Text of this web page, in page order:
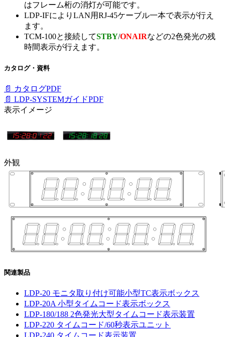
はフレーム桁の消灯が可能です。
LDP-IFによりLAN用RJ-45ケーブル一本で表示が行え
ます。
TCM-100と接続してSTBY/ONAIRなどの2色発光の残
時間表示が行えます。
カタログ・資料
📄 カタログPDF
📄 LDP-SYSTEMガイドPDF
表示イメージ
外観
関連製品
LDP-20 モニタ取り付け可能小型TC表示ボックス
LDP-20A 小型タイムコード表示ボックス
LDP-180/188 2色発光大型タイムコード表示装置
LDP-220 タイムコード/60秒表示ユニット
LDP-240 タイムコード表示装置